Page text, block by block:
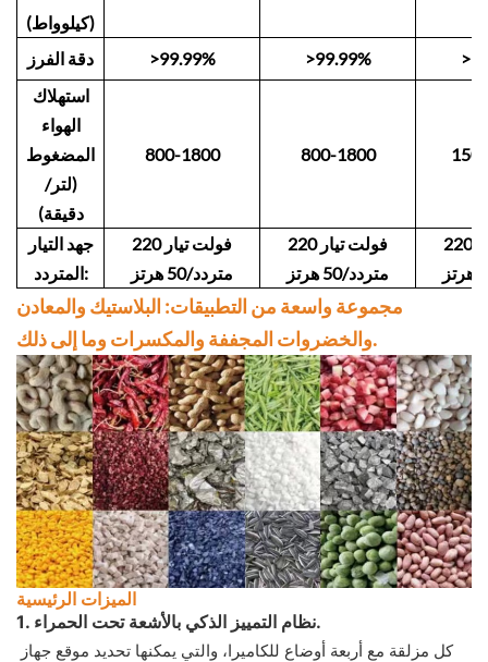
(كيلوواط)
دقة الفرز >99.99% >99.99%
استهلاك
الهواء
المضغوط
(لتر/
دقيقة)
800-1800 800-1800
جهد التيار
المتردد:
220 فولت تيار
متردد/50 هرتز
220 فولت تيار
متردد/50 هرتز
220 فولت تيار
مجموعة واسعة من التطبيقات: البلاستيك والمعادن
والخضروات المجففة والمكسرات وما إلى ذلك.
الميزات الرئيسية
1. نظام التمييز الذكي بالأشعة تحت الحمراء.
كل مزلقة مع أربعة أوضاع للكاميرا، والتي يمكنها تحديد موقع جهاز